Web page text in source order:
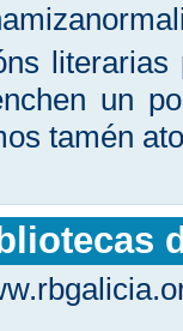
un
tamén